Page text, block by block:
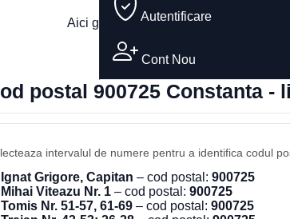
Autentificare
Cont Nou
Aici gasesti codul postal pentru
imobilului. Codul
postal 900725 Constanta -
intervalul de numere pentru a identifica codul
Ignat Grigore, Capitan – cod postal: 900725
Mihai Viteazu Nr. 1 – cod postal: 900725
Tomis Nr. 51-57, 61-69 – cod postal: 900725